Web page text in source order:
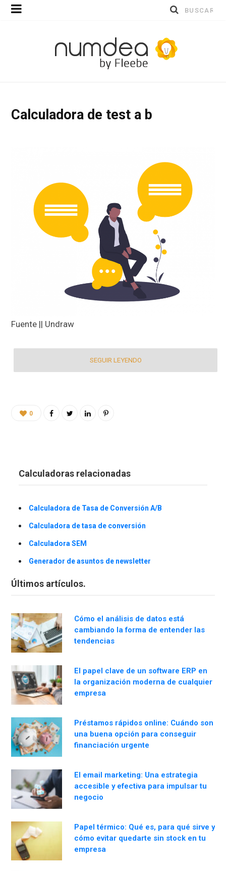
Buscar
Calculadora de test a b
Fuente || Undraw
SEGUIR LEYENDO
0
Calculadoras relacionadas
Calculadora de Tasa de Conversión A/B
Calculadora de tasa de conversión
Calculadora SEM
Generador de asuntos de newsletter
Últimos artículos.
Cómo el análisis de datos está
cambiando la forma de entender las
tendencias
El papel clave de un software ERP en
la organización moderna de cualquier
empresa
Préstamos rápidos online: Cuándo son
una buena opción para conseguir
financiación urgente
El email marketing: Una estrategia
accesible y efectiva para impulsar tu
negocio
Papel térmico: Qué es, para qué sirve y
cómo evitar quedarte sin stock en tu
empresa